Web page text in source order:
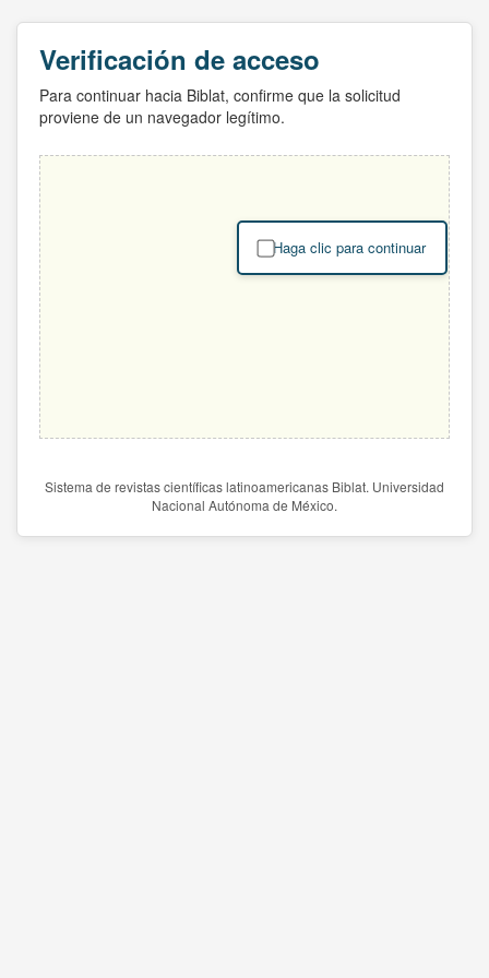
Verificación de acceso
Para continuar hacia Biblat, confirme que la solicitud
proviene de un navegador legítimo.
Haga clic para continuar
Sistema de revistas científicas latinoamericanas Biblat. Universidad
Nacional Autónoma de México.